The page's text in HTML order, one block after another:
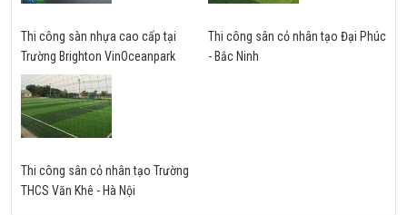
Thi công sàn nhựa cao cấp tại
Trường Brighton VinOceanpark
Thi công sân cỏ nhân tạo Đại Phúc
- Bắc Ninh
Thi công sân cỏ nhân tạo Trường
THCS Văn Khê - Hà Nội